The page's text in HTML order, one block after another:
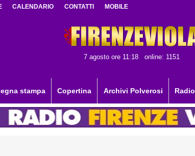
CALENDARIO CONTATTI MOBILE
7 agosto ore 11:18 online: 1151
stampa Copertina Archivi Polverosi